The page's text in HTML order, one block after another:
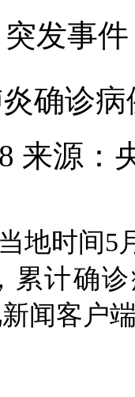
突发事件
确诊病
来源：
地时间5
累计确
新闻客户